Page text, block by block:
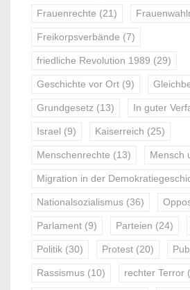
Frauenrechte (21)
Freikorpsverbände (7)
friedliche Revolution 1989 (29)
Geschichte vor Ort (9)
Grundgesetz (13) In guter
Israel (9) Kaiserreich (25)
Menschenrechte (13) Mensch
Migration in der
Nationalsozialismus (36)
Parlament (9) Parteien (24)
Politik (30) Protest (20)
Rassismus (10) rechter Terror